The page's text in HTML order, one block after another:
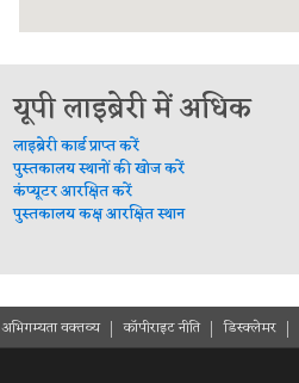
यूपी लाइब्रेरी में अधिक
लाइब्रेरी कार्ड प्राप्त करें
पुस्तकालय स्थानों की खोज करें
कंप्यूटर आरक्षित करें
पुस्तकालय कक्ष आरक्षित स्थान
अभिगम्यता वक्तव्य कॉपीराइट नीति डिस्क्लेमर